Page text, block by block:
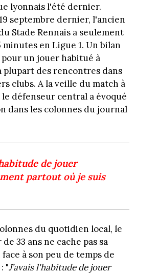
lyonnais l'été dernier.
septembre dernier, l'ancien
Stade Rennais a seulement
minutes en Ligue 1. Un bilan
un jouer habitué à
plupart des rencontres dans
clubs. A la veille du match à
le défenseur central a évoqué
dans les colonnes du journal
de jouer
partout où je suis
du quotidien local, le
33 ans ne cache pas sa
à son peu de temps de
"J’avais l'habitude de jouer